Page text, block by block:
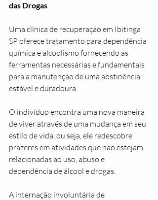
das Drogas
Uma clínica de recuperação em Ibitinga
SP oferece tratamento para dependência
química e alcoolismo fornecendo as
ferramentas necessárias e fundamentais
para a manutenção de uma abstinência
estável e duradoura
O indivíduo encontra uma nova maneira
de viver através de uma mudança em seu
estilo de vida, ou seja, ele redescobre
prazeres em atividades que não estejam
relacionadas ao uso, abuso e
dependência de álcool e drogas.
A internação involuntária de